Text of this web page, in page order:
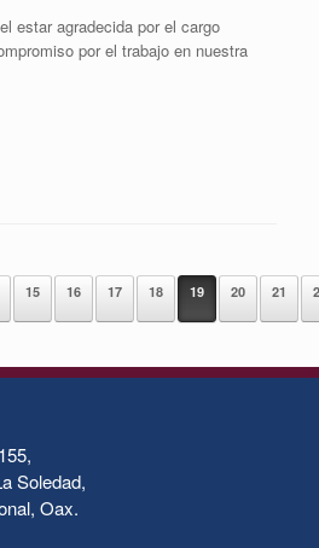
estar agradecida por el cargo
por el trabajo en nuestra
15 16 17 18 19 20 21
Soledad,
Oax.